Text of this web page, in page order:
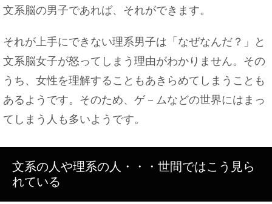
文系脳の男子であれば、それができます。
それが上手にできない理系男子は「なぜなんだ？」と
文系脳女子が怒ってしまう理由がわかりません。その
うち、女性を理解することもあきらめてしまうことも
あるようです。そのため、ゲ－ムなどの世界にはまっ
てしまう人も多いようです。
文系の人や理系の人・・・世間ではこう見ら
れている